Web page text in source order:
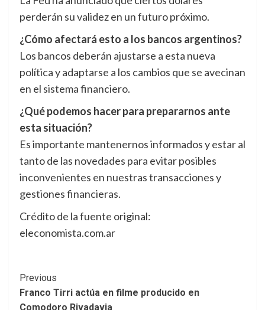
perderán su validez en un futuro próximo.
¿Cómo afectará esto a los bancos argentinos?
Los bancos deberán ajustarse a esta nueva
política y adaptarse a los cambios que se avecinan
en el sistema financiero.
¿Qué podemos hacer para prepararnos ante
esta situación?
Es importante mantenernos informados y estar al
tanto de las novedades para evitar posibles
inconvenientes en nuestras transacciones y
gestiones financieras.
Crédito de la fuente original:
eleconomista.com.ar
Post
Navigation
Previous
Franco Tirri actúa en filme producido en
Comodoro Rivadavia